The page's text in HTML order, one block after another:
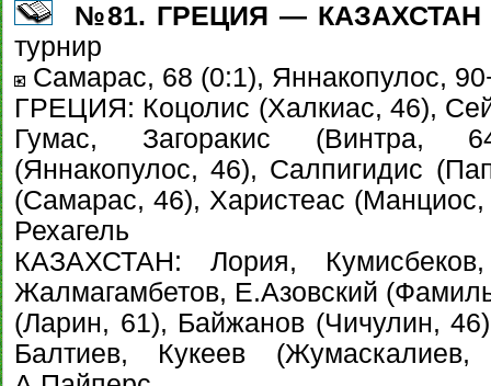
№81. ГРЕЦИЯ — КАЗАХСТАН
турнир
Самарас, 68 (0:1), Яннакопулос,
ГРЕЦИЯ: Коцолис (Халкиас, 46),
Гумас, Загоракис (Винтра,
(Яннакопулос, 46), Салпигидис
(Самарас, 46), Харистеас
Рехагель
КАЗАХСТАН: Лория,
Жалмагамбетов, Е.Азовский
(Ларин, 61), Байжанов (Чичулин,
Балтиев, Кукеев